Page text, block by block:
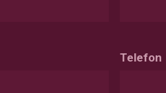
Telefon